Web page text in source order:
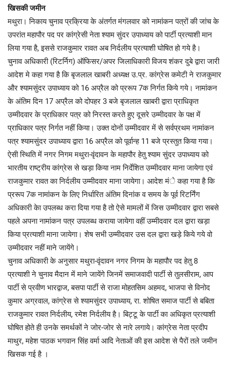
खिसकी जमीन
मथुरा। निकाय चुनाव प्रक्रिया के अंतर्गत मंगलवार को नामांकन पत्रों की जांच के
उपरांत महापौर पद पर कांग्रेसी नेता श्याम सुंदर उपाध्याय को पार्टी प्रत्याशी मान
लिया गया है, इससे राजकुमार रावत अब निर्दलीय प्रत्याशी घोषित हो गये है।
चुनाव अधिकारी (रिटर्निग) ऑफिसर/अपर जिलाधिकारी विजय शंकर दुबे द्वारा जारी
आदेश मे कहा गया है कि बृजलाल खाबरी अध्यक्ष उ.प्र. कांग्रेस कमेटी ने राजकुमार
और श्यामसुंदर उपाध्याय को 16 अप्रैल को प्ररूप 7क निर्गत किये गये। नामांकन
के अंतिम दिन 17 अप्रैल को दोपहर 3 बजे बृजलाल खाबरी द्वारा प्राधिकृत
उम्मीदवार के प्राधिकार पत्र को निरस्त करते हुए दूसरे उम्मीदवार के पक्ष में
प्राधिकार पत्र निर्गत नहीं किया। उक्त दोनों उम्मीदवार में से सर्वप्रथम नामांकन
पत्र श्यामसुंदर उपाध्याय द्वारा 16 अप्रैल को पूर्वान्ह 11 बजे प्रस्तुत किया गया।
ऐसी स्थिति में नगर निगम मथुरा-वृंदावन के महापौर हेतु श्याम सुंदर उपाध्याय को
भारतीय राष्ट्रीय कांग्रेस से खड़ा किया नाम निर्देशित उम्मीदवार माना जायेगा एवं
राजकुमार रावत का निर्दलीय उम्मीदवार माना जायेगा। आदेश मंे कहा गया है कि
प्ररूप 7क नामांकन के लिए निर्धारित अंतिम दिनांक व समय के पूर्व रिटर्निंग
अधिकारी केा उपलब्ध करा दिया गया है तो ऐसे मामलों में जिस उम्मीदवार द्वारा सबसे
पहले अपना नामांकन पत्र उपलब्ध कराया जायेगा वहीं उम्मीदवार दल द्वारा खड़ा
किया प्रत्याशी माना जायेगा। शेष सभी उम्मीदवार उस दल द्वारा खड़े किये गये वो
उम्मीदवार नहीं माने जायेंगे।
चुनाव अधिकारी के अनुसार मथुरा-वृंदावन नगर निगम के महापौर पद हेतु 8
प्रत्याशी ने चुनाव मैदान में माने जायेंगे जिनमें समाजवादी पार्टी से तुलसीराम, आप
पार्टी से प्रवीण भारद्वाज, बसपा पार्टी से राजा मोहतसिम अहमद, भाजपा से विनोद
कुमार अग्रवाल, कांग्रेस से श्यामसुंदर उपाध्याय, रा. शोषित समाज पार्टी से बबिता
राजकुमार रावत निर्दलीय, रमेश निर्दलीय है। बिट्टू के पार्टी का अधिकृत प्रत्याशी
घोषित होते ही उनके समर्थकों ने जोर-जोर से नारे लगाये। कांग्रेस नेता प्रदीप
माथुर, महेश पाठक भगवान सिंह वर्मा आदि नेताओं की इस आदेश से पैरों तले जमीन
खिसक गई है ।